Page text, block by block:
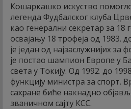
Кошаркашко искуство
легенда Фудбалског клуба
као генерални секретар за 18
освајању 18 трофеја од 1983.
је један од најзаслужнијих
је постао шампион Европе у
света у Токију. Од 1992. до
функцију министра за спорт.
сахране биће накнадно
званичном сајту КСС.